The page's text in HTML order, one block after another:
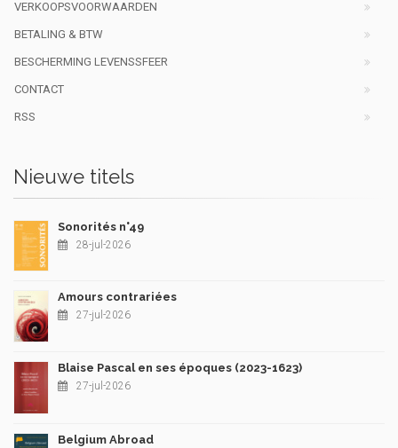
VERKOOPSVOORWAARDEN
BETALING & BTW
BESCHERMING LEVENSSFEER
CONTACT
RSS
Nieuwe titels
Sonorités n°49
28-jul-2026
Amours contrariées
27-jul-2026
Blaise Pascal en ses époques (2023-1623)
27-jul-2026
Belgium Abroad